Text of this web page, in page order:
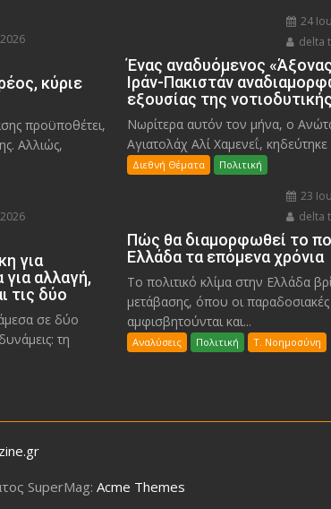
κύριε
προϋποθέτει,
Αλλιώς,
για
για αλλαγή,
τις δύο
σε δύο
τη
24
delta
Ένας αναδυόμενος
Ιράν-Πακιστάν
εξουσίας της
Νωρίτερα αυτόν τον μήνα, ο
Αγιατολάχ Αλί Χαμενεΐ,
Διεθνή Θέματα Πολιτική
23
delta
Πώς θα διαμορφωθεί το
Ελλάδα τα επόμενα χρόνια
Το πολιτικό κλίμα στην Ελλάδα
μετάβασης, όπου οι
αμφισβητούνται και...
Αναλύσεις Πολιτική Τ. Νοημοσύνη
SuperMag: Acme Themes